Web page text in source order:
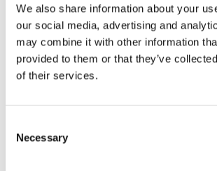
We also share information about your
our social media, advertising and
may combine it with other information
provided to them or that they’ve
of their services.
Selection
Necessary
Lägg
Rotor, komplett med slagor
35 730kr (ex. moms)
Grön
530kr (ex.